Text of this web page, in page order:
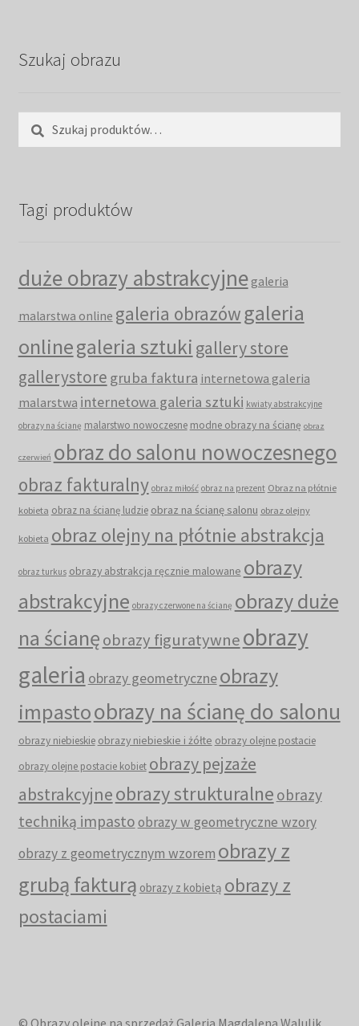
Szukaj obrazu
Tagi produktów
duże obrazy abstrakcyjne galeria
malarstwa online galeria obrazów galeria
onlinegaleria sztuki gallery store
gallerystore gruba faktura internetowa galeria
malarstwa internetowa galeria sztuki kwiaty abstrakcyjne
obrazy na ścianę malarstwo nowoczesne modne obrazy na ścianę obraz
czerwień obraz do salonu nowoczesnego
obraz fakturalny obraz miłość obraz na prezent Obraz na płótnie
kobieta obraz na ścianę ludzie obraz na ścianę salonu obraz olejny
kobieta obraz olejny na płótnie abstrakcja
obraz turkus obrazy abstrakcja ręcznie malowane obrazy
abstrakcyjne obrazy czerwone na ścianę obrazy duże
na ścianęobrazy figuratywneobrazy
galeria obrazy geometryczneobrazy
impastoobrazy na ścianę do salonu
obrazy niebieskie obrazy niebieskie i żółte obrazy olejne postacie
obrazy olejne postacie kobiet obrazy pejzaże
abstrakcyjneobrazy strukturalne obrazy
techniką impastoobrazy w geometryczne wzory
obrazy z geometrycznym wzorem obrazy z
grubą fakturą obrazy z kobietą obrazy z
postaciami